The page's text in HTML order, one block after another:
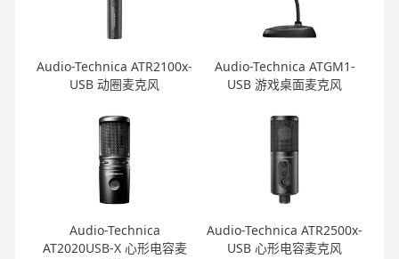
Audio-Technica ATR2100x-
USB 动圈麦克风
Audio-Technica ATGM1-
USB 游戏桌面麦克风
Audio-Technica
AT2020USB-X 心形电容麦
Audio-Technica ATR2500x-
USB 心形电容麦克风